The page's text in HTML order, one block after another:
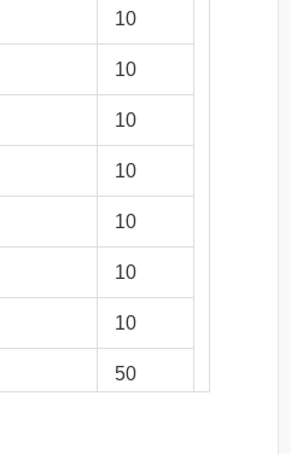
10
10
10
10
10
10
10
50